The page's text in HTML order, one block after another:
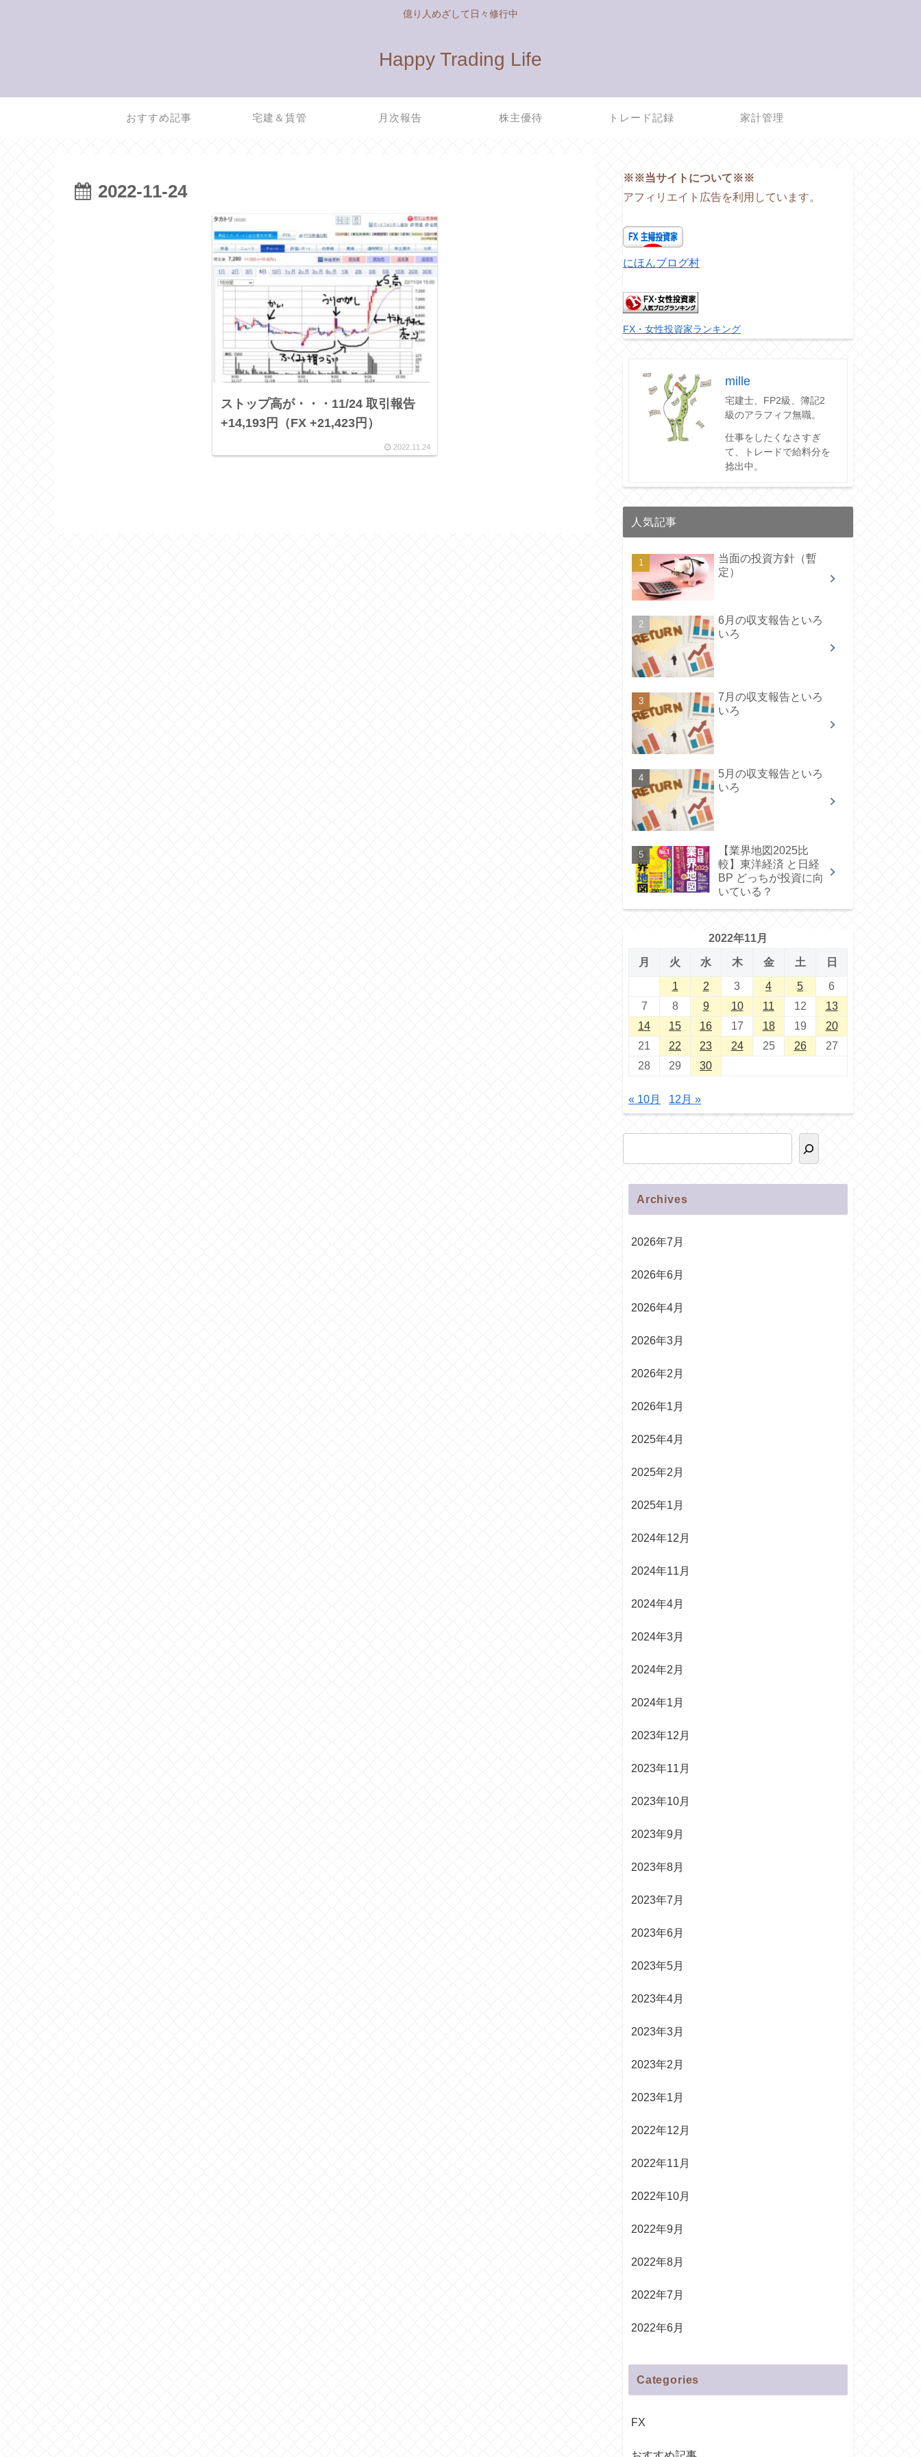
億り人めざして日々修行中
Happy Trading Life
おすすめ記事 宅建＆賃管 月次報告 株主優待 トレード記録 家計管理
2022-11-24
ストップ高が・・・11/24 取引報告
+14,193円（FX +21,423円）
2022.11.24
※※当サイトについて※※
アフィリエイト広告を利用しています。
にほんブログ村
FX・女性投資家ランキング
mille
宅建士、FP2級、簿記2
級のアラフィフ無職。
仕事をしたくなさすぎ
て、トレードで給料分を
捻出中。
人気記事
当面の投資方針（暫
定）
6月の収支報告といろ
いろ
7月の収支報告といろ
いろ
5月の収支報告といろ
いろ
【業界地図2025比
較】東洋経済 と日経
BP どっちが投資に向
いている？
2022年11月
月 火 水 木 金 土 日
1 2 3 4 5
6
7
8 9 10 11 12
13
14
15 16 17 18 19
20
21
22 23 24 25 26
27
28
29 30
« 10月 12月 »
Archives
2026年7月
2026年6月
2026年4月
2026年3月
2026年2月
2026年1月
2025年4月
2025年2月
2025年1月
2024年12月
2024年11月
2024年4月
2024年3月
2024年2月
2024年1月
2023年12月
2023年11月
2023年10月
2023年9月
2023年8月
2023年7月
2023年6月
2023年5月
2023年4月
2023年3月
2023年2月
2023年1月
2022年12月
2022年11月
2022年10月
2022年9月
2022年8月
2022年7月
2022年6月
Categories
FX